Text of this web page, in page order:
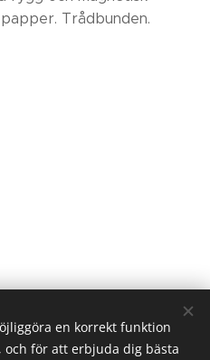
Trådbunden.
Cookies
en korrekt funktion
och för att erbjuda dig bästa